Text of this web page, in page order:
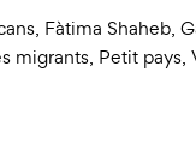
, Fàtima Shaheb,
migrants, Petit pays,